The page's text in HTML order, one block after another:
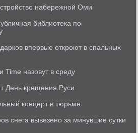
набережной Оми
библиотека по
впервые откроют в спальных
Time назовут в среду
День крещения Руси
концерт в тюрьме
снега вывезено за минувшие сутки